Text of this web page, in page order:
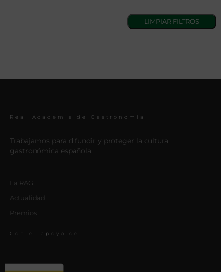
Real Academia de Gastronomía
Trabajamos para difundir y proteger la cultura
gastronómica española.
La RAG
Actualidad
Premios
Con el apoyo de: